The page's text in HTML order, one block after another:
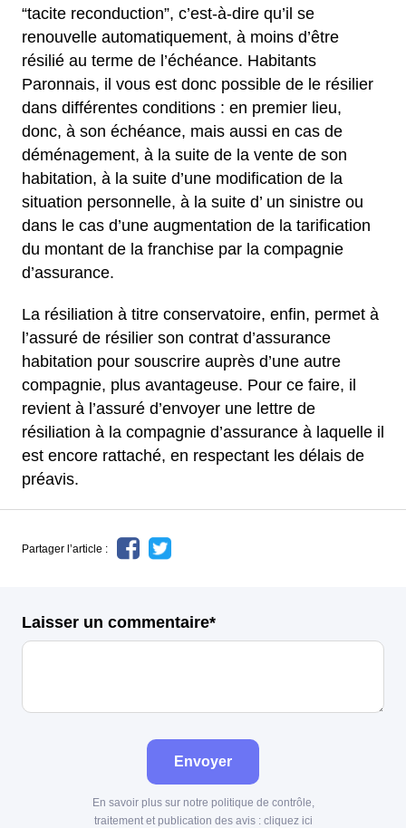
“tacite reconduction”, c’est-à-dire qu’il se
renouvelle automatiquement, à moins d’être
résilié au terme de l’échéance. Habitants
Paronnais, il vous est donc possible de le résilier
dans différentes conditions : en premier lieu,
donc, à son échéance, mais aussi en cas de
déménagement, à la suite de la vente de son
habitation, à la suite d’une modification de la
situation personnelle, à la suite d’ un sinistre ou
dans le cas d’une augmentation de la tarification
du montant de la franchise par la compagnie
d’assurance.
La résiliation à titre conservatoire, enfin, permet à
l’assuré de résilier son contrat d’assurance
habitation pour souscrire auprès d’une autre
compagnie, plus avantageuse. Pour ce faire, il
revient à l’assuré d’envoyer une lettre de
résiliation à la compagnie d’assurance à laquelle il
est encore rattaché, en respectant les délais de
préavis.
Partager l’article :
Laisser un commentaire*
Envoyer
En savoir plus sur notre politique de contrôle,
traitement et publication des avis : cliquez ici